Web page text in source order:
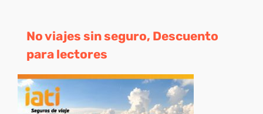
No viajes sin seguro, Descuento
para lectores